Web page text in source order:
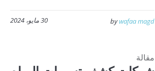
30 مايو، 2024 bywafaa magd
مقالة